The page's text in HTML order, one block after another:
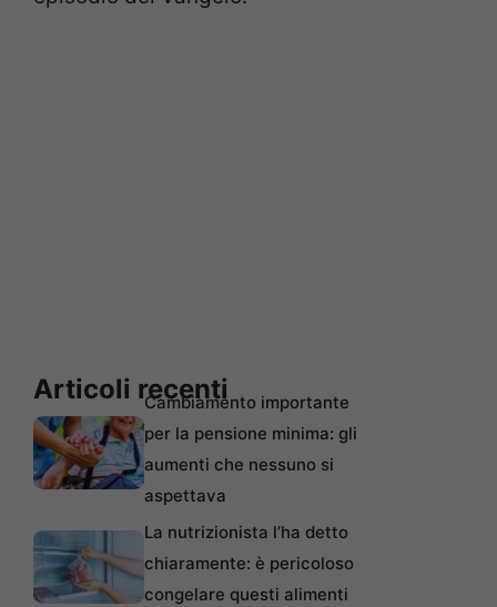
Articoli recentiCambiamento importante
per la pensione minima: gli
aumenti che nessuno si
aspettava
La nutrizionista l’ha detto
chiaramente: è pericoloso
congelare questi alimenti